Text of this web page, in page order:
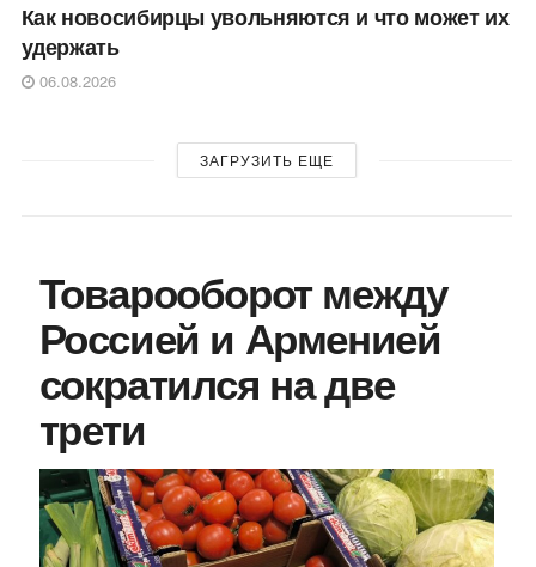
Как новосибирцы увольняются и что может их
удержать
06.08.2026
ЗАГРУЗИТЬ ЕЩЕ
Товарооборот между
Россией и Арменией
сократился на две
трети